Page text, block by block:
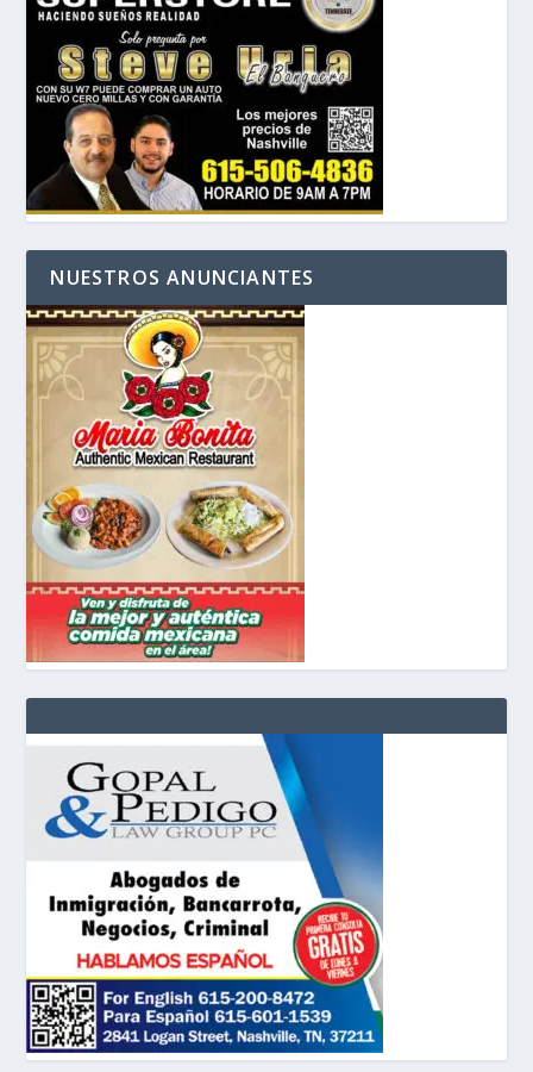
NUESTROS ANUNCIANTES